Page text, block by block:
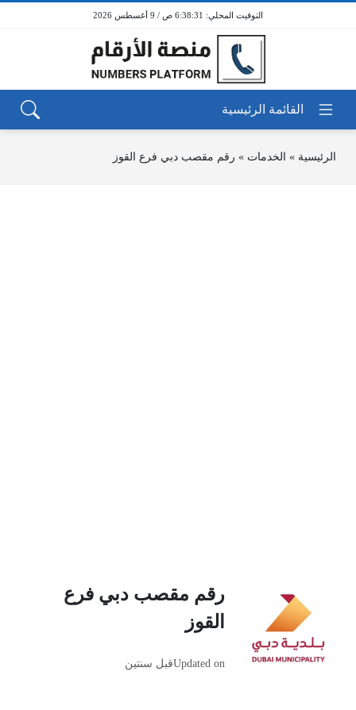
6:38:31 ص / 9 أغسطس 2026
الرئيسية » الخدمات » رقم مقصب دبي فرع القوز
رقم مقصب دبي فرع
القوز
Updated onقبل سنتين